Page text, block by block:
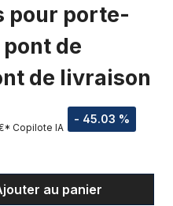
pour porte-
de
de livraison
- 45.03 %
Copilote IA
: Entrez la
au panier